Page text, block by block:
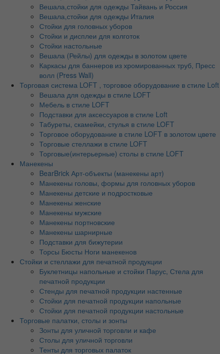
Вешала,стойки для одежды Тайвань и Россия
Вешала,стойки для одежды Италия
Стойки для головных уборов
Стойки и дисплеи для колготок
Стойки настольные
Вешала (Рейлы) для одежды в золотом цвете
Каркасы для баннеров из хромированных труб, Пресс
волл (Press Wall)
Торговая система LOFT , торговое оборудование в стиле Loft
Вешала для одежды в стиле LOFT
Мебель в стиле LOFT
Подставки для аксессуаров в стиле Loft
Табуреты, скамейки, стулья в стиле LOFT
Торговое оборудование в стиле LOFT в золотом цвете
Торговые стеллажи в стиле LOFT
Торговые(интерьерные) столы в стиле LOFT
Манекены
BearBrick Арт-объекты (манекены арт)
Манекены головы, формы для головных уборов
Манекены детские и подростковые
Манекены женские
Манекены мужские
Манекены портновские
Манекены шарнирные
Подставки для бижутерии
Торсы Бюсты Ноги манекенов
Стойки и стеллажи для печатной продукции
Буклетницы напольные и стойки Парус, Стела для
печатной продукции
Стенды для печатной продукции настенные
Стойки для печатной продукции напольные
Стойки для печатной продукции настольные
Торговые палатки, столы и зонты
Зонты для уличной торговли и кафе
Столы для уличной торговли
Тенты для торговых палаток